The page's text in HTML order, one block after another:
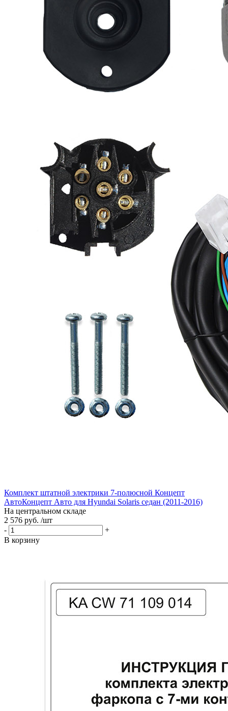
Комплект штатной электрики 7-полюсной Концепт
АвтоКонцепт Авто для Hyundai Solaris седан (2011-2016)
На центральном складе
2 576 руб. /шт
-
+
В корзину